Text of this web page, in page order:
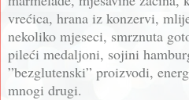
vrećica, hrana iz konzervi,
nekoliko mjeseci, smrznuta
pileći medaljoni, sojini
”bezglutenski” proizvodi,
mnogi drugi.